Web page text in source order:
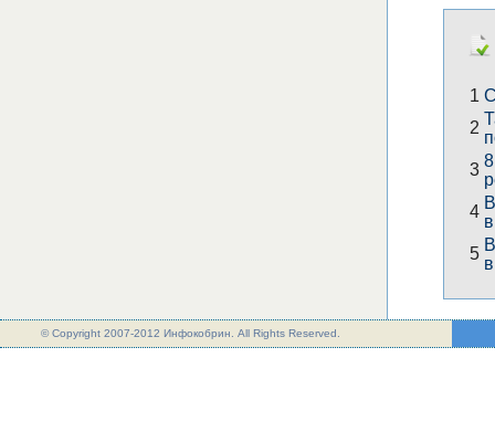
1
2
3
4
5
© Copyright 2007-2012 Инфокобрин. All Rights Reserved.